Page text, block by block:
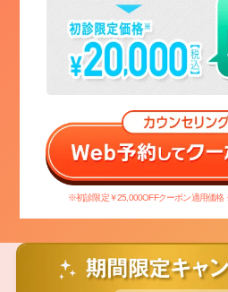
※初診限定￥25,000OFFクーポン適用価